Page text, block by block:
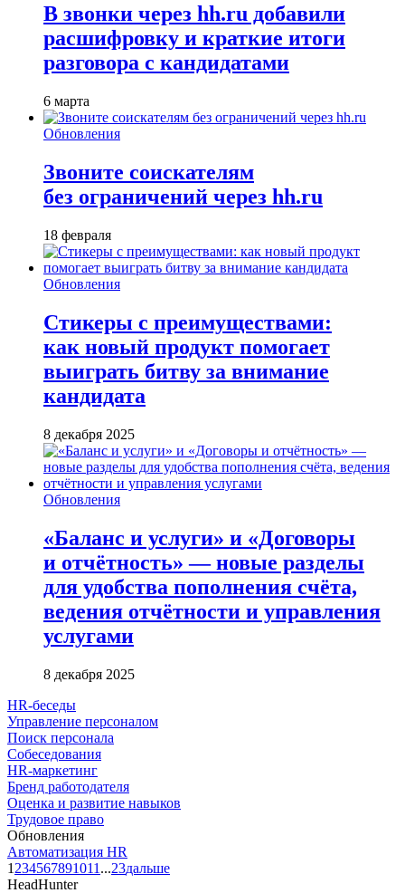
В звонки через hh.ru добавили
расшифровку и краткие итоги
разговора с кандидатами
6 марта
Обновления
Звоните соискателям
без ограничений через hh.ru
18 февраля
Обновления
Стикеры с преимуществами:
как новый продукт помогает
выиграть битву за внимание
кандидата
8 декабря 2025
Обновления
«Баланс и услуги» и «Договоры
и отчётность» — новые разделы
для удобства пополнения счёта,
ведения отчётности и управления
услугами
8 декабря 2025
HR-беседы
Управление персоналом
Поиск персонала
Собеседования
HR-маркетинг
Бренд работодателя
Оценка и развитие навыков
Трудовое право
Обновления
Автоматизация HR
1 234567891011 ...23дальше
HeadHunter